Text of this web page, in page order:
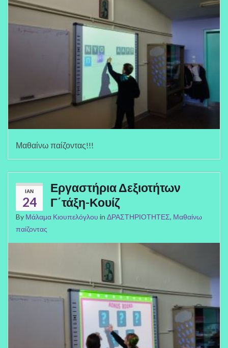
Μαθαίνω παίζοντας!!!
ΙΑΝ
24
Εργαστήρια Δεξιοτήτων
Γ΄τάξη-Κουίζ
By Μάλαμα Κιουπελόγλου in ΔΡΑΣΤΗΡΙΟΤΗΤΕΣ, Μαθαίνω
παίζοντας